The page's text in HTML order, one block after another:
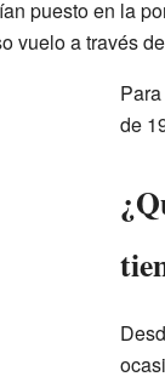
puesto en la
vuelo a través
de